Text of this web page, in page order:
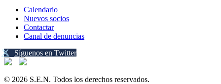
Calendario
Nuevos socios
Contactar
Canal de denuncias
Síguenos en Twitter
© 2026 S.E.N. Todos los derechos reservados.